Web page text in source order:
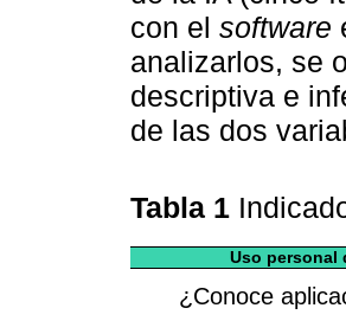
con el software
analizarlos, se
descriptiva e
de las dos
Tabla 1
Uso personal
¿Conoce